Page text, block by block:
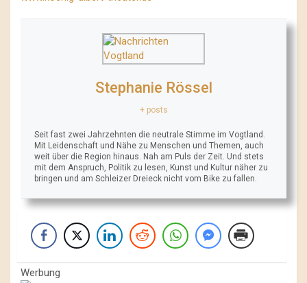
Stephanie Rössel
+ posts
Seit fast zwei Jahrzehnten die neutrale Stimme im Vogtland.
Mit Leidenschaft und Nähe zu Menschen und Themen, auch
weit über die Region hinaus. Nah am Puls der Zeit. Und stets
mit dem Anspruch, Politik zu lesen, Kunst und Kultur näher zu
bringen und am Schleizer Dreieck nicht vom Bike zu fallen.
Werbung